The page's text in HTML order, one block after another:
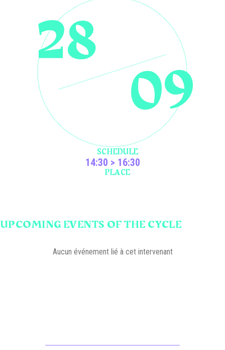
28
09
SCHEDULE
14:30 > 16:30
PLACE
UPCOMING EVENTS OF THE CYCLE
Aucun événement lié à cet intervenant